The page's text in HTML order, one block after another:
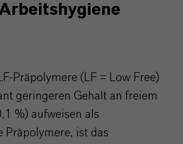
Präpolymere (LF = Low Free)
geringeren Gehalt an freiem
%) aufweisen als
Präpolymere, ist das